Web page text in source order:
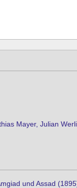
Mayer, Julian
und Assad